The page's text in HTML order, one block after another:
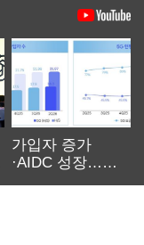
가입자 증가
·AIDC 성장…